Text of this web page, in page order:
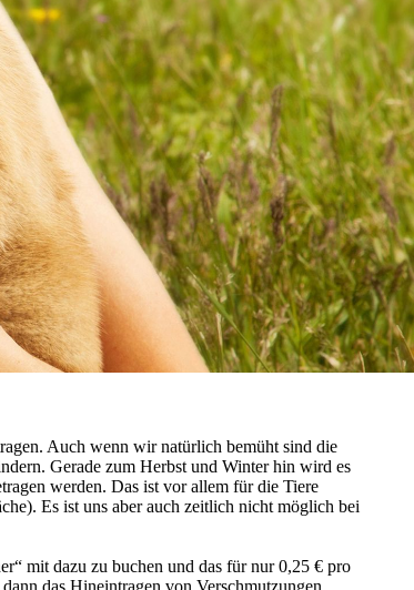
Auch wenn wir natürlich bemüht sind die
Gerade zum Herbst und Winter hin wird es
werden. Das ist vor allem für die Tiere
Es ist uns aber auch zeitlich nicht möglich bei
mit dazu zu buchen und das für nur 0,25 € pro
das Hineintragen von Verschmutzungen